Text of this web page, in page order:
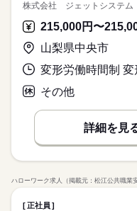
株式会社 ジェットシステム
山梨県中央市
その他
詳細を見
ハローワーク求人（掲載元：松江公共職業
正社員